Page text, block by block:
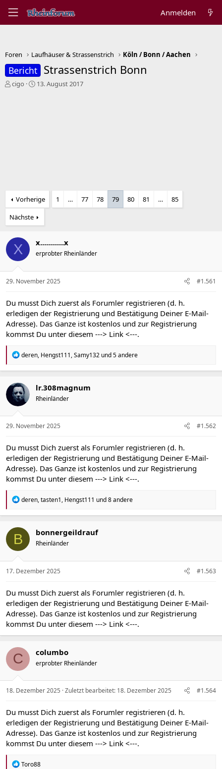
Anmelden
Foren Laufhäuser & Strassenstrich Köln / Bonn / Aachen
Bericht Strassenstrich Bonn
E
cigo
E13. August 2017
Vorherige 1 … 77 78 79 80 81 …
85
Nächste
X x............x
erprobter Rheinländer
29. November 2025 #1.561
Du musst Dich zuerst als Forumler registrieren (d. h.
erledigen der Registrierung und Bestätigung Deiner E-Mail-
Adresse). Das Ganze ist kostenlos und zur Registrierung
kommst Du unter diesem ---> Link <---.
R
a
t
i
o
e
n
deren, Hengst111,Samy132 und 5 andere
lr.308magnum
Rheinländer
29. November 2025 #1.562
Du musst Dich zuerst als Forumler registrieren (d. h.
erledigen der Registrierung und Bestätigung Deiner E-Mail-
Adresse). Das Ganze ist kostenlos und zur Registrierung
kommst Du unter diesem ---> Link <---.
R
a
t
i
o
e
n
deren,tasten1, Hengst111 und 8 andere
B bonnergeildrauf
Rheinländer
17. Dezember 2025 #1.563
Du musst Dich zuerst als Forumler registrieren (d. h.
erledigen der Registrierung und Bestätigung Deiner E-Mail-
Adresse). Das Ganze ist kostenlos und zur Registrierung
kommst Du unter diesem ---> Link <---.
C columbo
erprobter Rheinländer
18. Dezember 2025 Zuletzt bearbeitet: 18. Dezember 2025 #1.564
Du musst Dich zuerst als Forumler registrieren (d. h.
erledigen der Registrierung und Bestätigung Deiner E-Mail-
Adresse). Das Ganze ist kostenlos und zur Registrierung
kommst Du unter diesem ---> Link <---.
R
Toro88